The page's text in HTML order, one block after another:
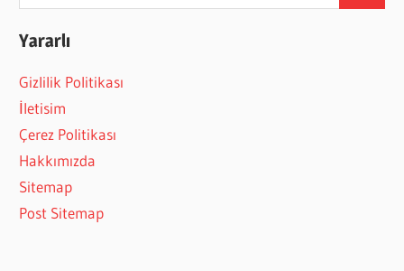
Yararlı
Gizlilik Politikası
İletisim
Çerez Politikası
Hakkımızda
Sitemap
Post Sitemap